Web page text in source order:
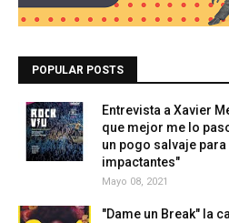
POPULAR POSTS
Entrevista a Xavier
que mejor me lo
un pogo salvaje
impactantes"
Mayo 08, 2021
"Dame un Break" la